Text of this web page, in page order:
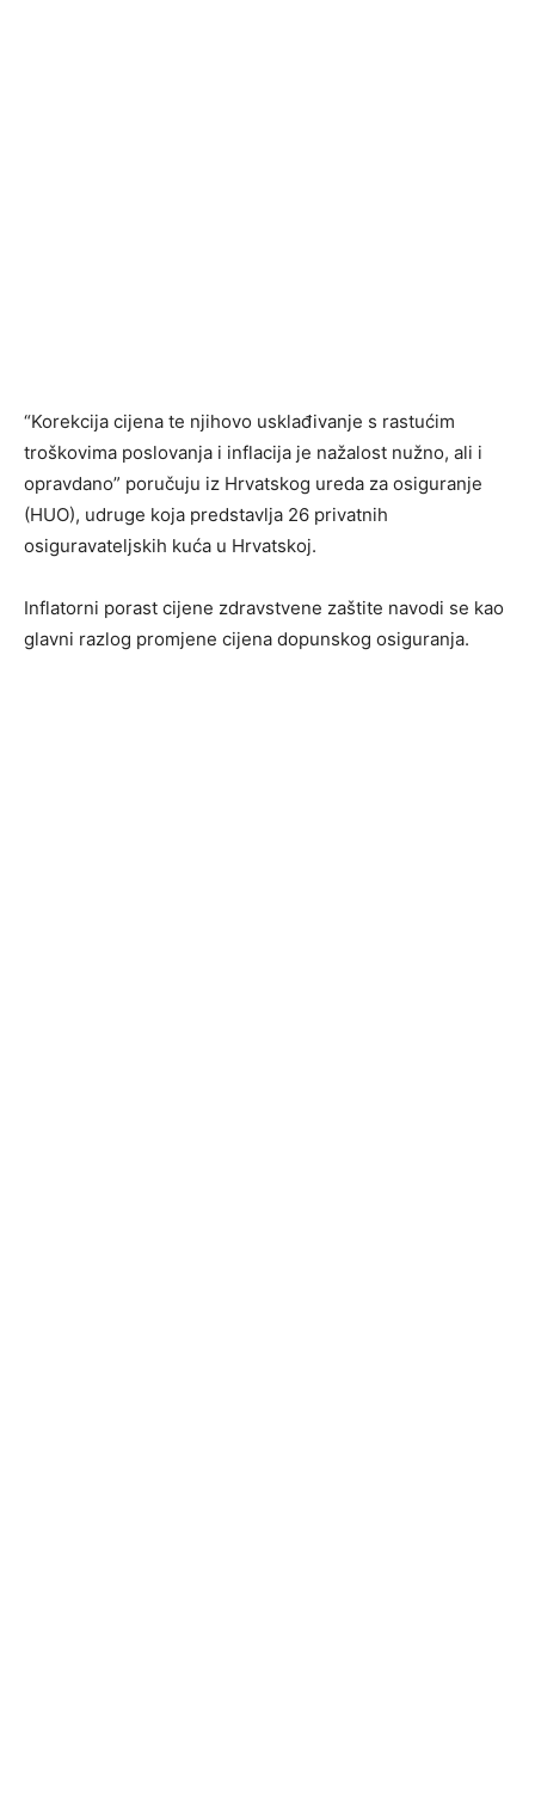
“Korekcija cijena te njihovo usklađivanje s rastućim
troškovima poslovanja i inflacija je nažalost nužno, ali i
opravdano” poručuju iz Hrvatskog ureda za osiguranje
(HUO), udruge koja predstavlja 26 privatnih
osiguravateljskih kuća u Hrvatskoj.
Inflatorni porast cijene zdravstvene zaštite navodi se kao
glavni razlog promjene cijena dopunskog osiguranja.